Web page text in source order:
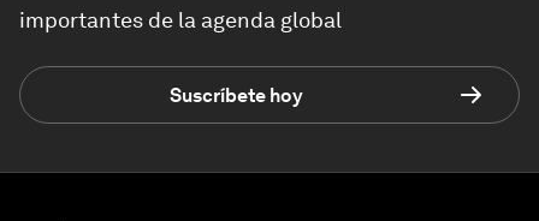
importantes de la agenda global
Suscríbete hoy